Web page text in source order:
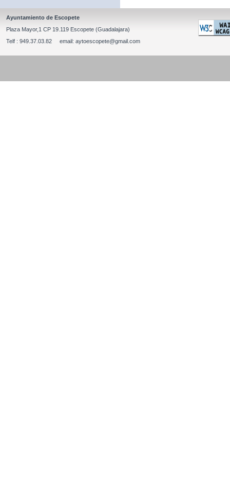
Ayuntamiento de Escopete
Plaza Mayor,1 CP 19.119 Escopete (Guadalajara)
Telf : 949.37.03.82 email: aytoescopete@gmail.com